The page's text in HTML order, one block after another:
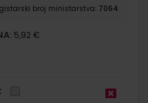
broj ministarstva: 7064
5,92 €